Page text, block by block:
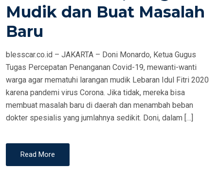
Mudik dan Buat Masalah
Baru
blesscar.co.id – JAKARTA – Doni Monardo, Ketua Gugus
Tugas Percepatan Penanganan Covid-19, mewanti-wanti
warga agar mematuhi larangan mudik Lebaran Idul Fitri 2020
karena pandemi virus Corona. Jika tidak, mereka bisa
membuat masalah baru di daerah dan menambah beban
dokter spesialis yang jumlahnya sedikit. Doni, dalam […]
Read More